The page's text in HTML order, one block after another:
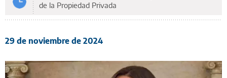
de la Propiedad Privada
29 de noviembre de 2024